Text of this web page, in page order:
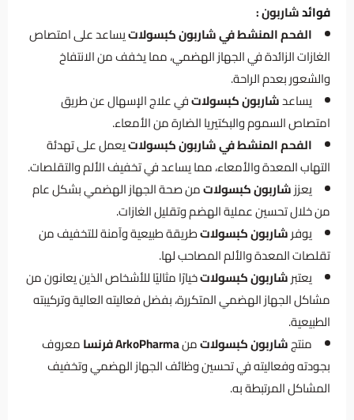
فوائدشاربون :
الفحم المنشط في شاربون كبسولاتيساعد على امتصاص
الغازات الزائدة في الجهاز الهضمي، مما يخفف من الانتفاخ
والشعور بعدم الراحة.
يساعدشاربون كبسولاتفي علاج الإسهال عن طريق
امتصاص السموم والبكتيريا الضارة من الأمعاء.
الفحم المنشط في شاربون كبسولاتيعمل على تهدئة
التهاب المعدة والأمعاء، مما يساعد في تخفيف الألم والتقلصات.
يعززشاربون كبسولاتمن صحة الجهاز الهضمي بشكل عام
من خلال تحسين عملية الهضم وتقليل الغازات.
يوفرشاربون كبسولاتطريقة طبيعية وآمنة للتخفيف من
تقلصات المعدة والألم المصاحب لها.
يعتبرشاربون كبسولاتخيارًا مثاليًا للأشخاص الذين يعانون من
مشاكل الجهاز الهضمي المتكررة، بفضل فعاليته العالية وتركيبته
الطبيعية.
منتجشاربون كبسولاتمنArkoPharma فرنسا
معروف
بجودته وفعاليته في تحسين وظائف الجهاز الهضمي وتخفيف
المشاكل المرتبطة به.